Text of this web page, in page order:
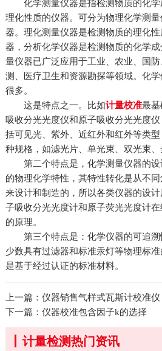
理化性质的仪器。可分为物理化学测
器。理化测量仪器是检测物质的理化
器，分析化学仪器是检测物质的化学
量仪器已广泛应用于工业、农业、国
测、医疗卫生和资源勘探等领域。化
很多。
这是特点之一。比如计量校准最
吸收分光光度仪和原子吸收分光光度
括可见光、紫外、近红外和红外等类
种规格，如滤光片、单光束、双光束、
第二个特点是，化学测量仪器的设
的物理化学特性，其特性转化是从不
来设计和制造的，所以各类仪器的设
子吸收分光光度计和原子荧光光度计
的原理。
第三个特点是：化学仪器的可追溯
少数具有过滤器和标准汞灯等物理标
是基于经过认证的标准材料。
上一篇： 仪器销售气样式瓦斯计校准仪
下一篇： 仪器校准包含因子k的选择
计量检测热门资讯